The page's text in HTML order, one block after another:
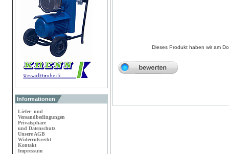
Informationen
Liefer- und
Versandbedingungen
Privatsphäre
und Datenschutz
Unsere AGB
Widerrufsrecht
Kontakt
Impressum
Dieses Produkt haben wir am